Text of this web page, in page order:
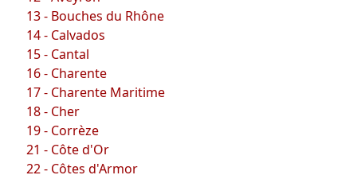
13 - Bouches du Rhône
14 - Calvados
15 - Cantal
16 - Charente
17 - Charente Maritime
18 - Cher
19 - Corrèze
21 - Côte d'Or
22 - Côtes d'Armor